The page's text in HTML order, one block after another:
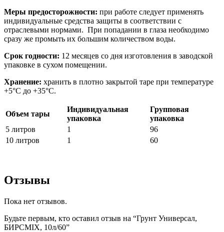
Меры предосторожности: при работе следует применять
индивидуальные средства защиты в соответствии с
отраслевыми нормами. При попадании в глаза необходимо
сразу же промыть их большим количеством воды.
Срок годности: 12 месяцев со дня изготовления в заводской
упаковке в сухом помещении.
Хранение: хранить в плотно закрытой таре при температуре
+5°С до +35°С.
Объем тары
Индивидуальная
упаковка
Групповая
упаковка
5 литров
1
96
10 литров
1 60
Отзывы
Пока нет отзывов.
Будьте первым, кто оставил отзыв на “Грунт Универсал,
БИРСMIX, 10л/60”